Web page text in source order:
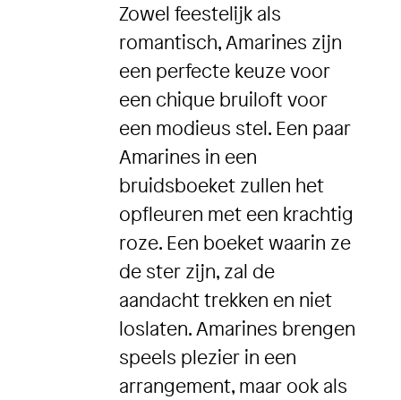
Zowel feestelijk als
romantisch, Amarines zijn
een perfecte keuze voor
een chique bruiloft voor
een modieus stel. Een paar
Amarines in een
bruidsboeket zullen het
opfleuren met een krachtig
roze. Een boeket waarin ze
de ster zijn, zal de
aandacht trekken en niet
loslaten. Amarines brengen
speels plezier in een
arrangement, maar ook als